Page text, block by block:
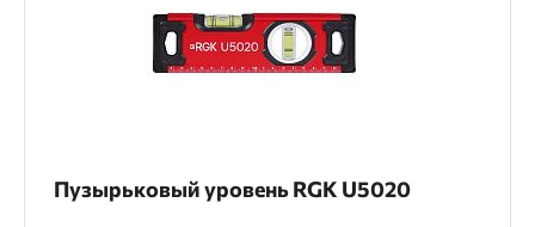
Пузырьковый уровень RGK U5020